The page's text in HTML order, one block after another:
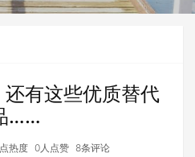
有这些优质替代
……
热度 0人点赞 8条评论